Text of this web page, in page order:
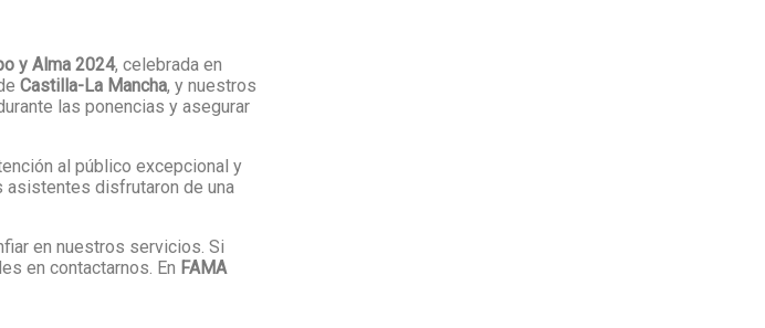
y Alma 2024, celebrada en
Castilla-La Mancha, y nuestros
las ponencias y asegurar
al público excepcional y
asistentes disfrutaron de una
en nuestros servicios. Si
en contactarnos. En FAMA